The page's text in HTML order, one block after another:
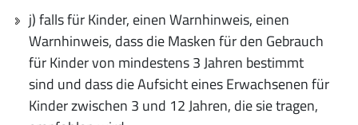
j) falls für Kinder, einen Warnhinweis, einen
Warnhinweis, dass die Masken für den Gebrauch
für Kinder von mindestens 3 Jahren bestimmt
sind und dass die Aufsicht eines Erwachsenen für
Kinder zwischen 3 und 12 Jahren, die sie tragen,